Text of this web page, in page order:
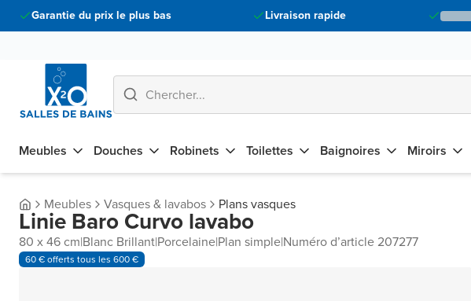
Garantie du prix le plus bas Livraison rapide
Meubles Douches Robinets Toilettes Baignoires Miroirs
Meubles Vasques & lavabos Plans vasques
Linie Baro Curvo lavabo
80 x 46 cm|Blanc Brillant|Porcelaine|Plan simple|Numéro d’article 207277
60 € offerts tous les 600 €